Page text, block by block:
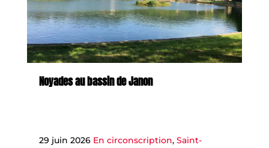
Noyades au bassin de Janon
29 juin 2026 En circonscription, Saint-